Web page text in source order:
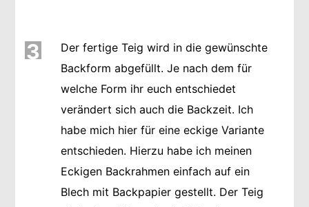
3
Der fertige Teig wird in die gewünschte
Backform abgefüllt. Je nach dem für
welche Form ihr euch entschiedet
verändert sich auch die Backzeit. Ich
habe mich hier für eine eckige Variante
entschieden. Hierzu habe ich meinen
Eckigen Backrahmen einfach auf ein
Blech mit Backpapier gestellt. Der Teig